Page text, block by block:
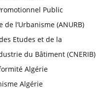
Public
de l’Urbanisme (ANURB)
Etudes et de la
du Bâtiment (CNERIB)
Algérie
Algérie